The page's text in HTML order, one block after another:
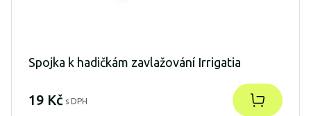
Spojka k hadičkám zavlažování Irrigatia
19 Kč s DPH